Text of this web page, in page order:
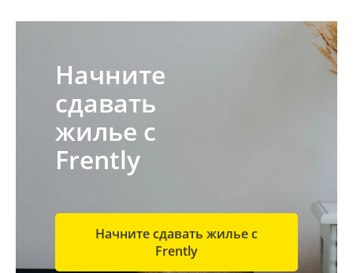
Начните
сдавать
жилье с
Frently
Начните сдавать жилье с
Frently